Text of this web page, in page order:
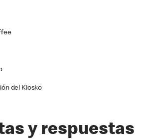
del Kiosko
y respuestas